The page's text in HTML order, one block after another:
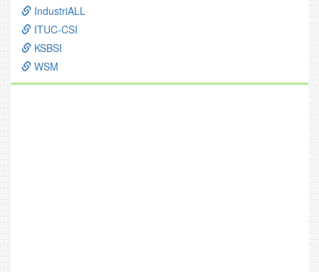
IndustriALL
ITUC-CSI
KSBSI
WSM